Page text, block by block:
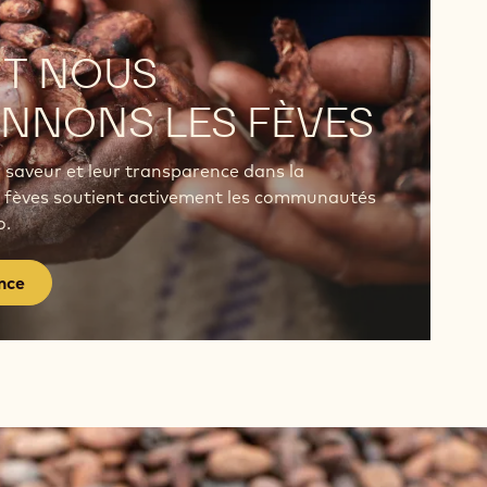
NOUS
LES FÈVES
et leur transparence dans la
soutient activement les communautés